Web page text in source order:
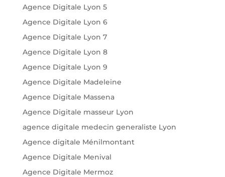
Agence Digitale Lyon 5
Agence Digitale Lyon 6
Agence Digitale Lyon 7
Agence Digitale Lyon 8
Agence Digitale Lyon 9
Agence Digitale Madeleine
Agence Digitale Massena
Agence Digitale masseur Lyon
agence digitale medecin generaliste Lyon
Agence digitale Ménilmontant
Agence Digitale Menival
Agence Digitale Mermoz